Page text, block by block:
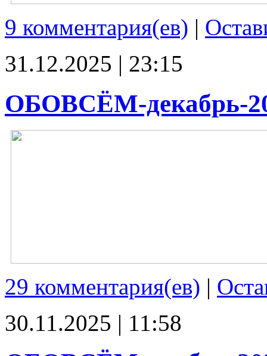
9 комментария(ев) |
31.12.2025 | 23:15
ОБОВСЁМ-декабрь-
29 комментария(ев) |
30.11.2025 | 11:58